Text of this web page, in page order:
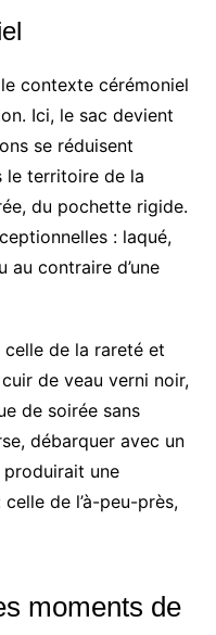
contexte cérémoniel
Ici, le sac devient
se réduisent
le territoire de la
du pochette rigide.
: laqué,
au contraire d’une
celle de la rareté et
de veau verni noir,
de soirée sans
débarquer avec un
une
de l’à-peu-près,
moments de